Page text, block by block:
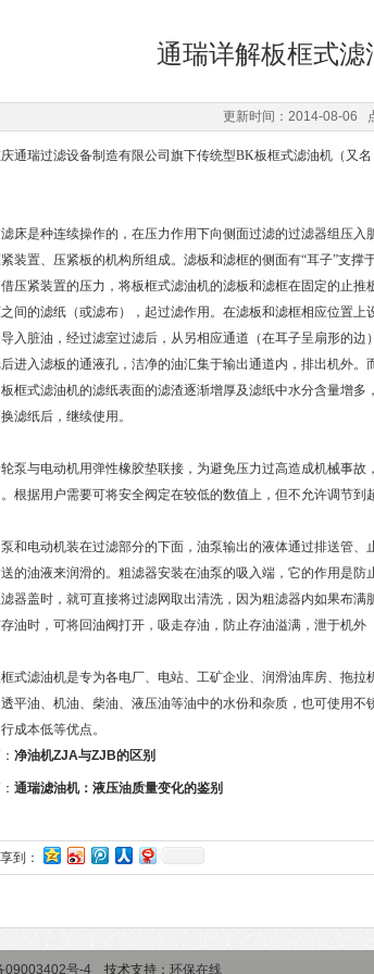
通瑞详解板框式滤
更新时间：2014-08-06
瑞过滤设备制造有限公司旗下传统型BK板框式滤油机（又名
是种连续操作的，在压力作用下向侧面过滤的过滤器组压入
装置、压紧板的机构所组成。滤板和滤框的侧面有“耳子”支
压紧装置的压力，将板框式滤油机的滤板和滤框在固定的止
间的滤纸（或滤布），起过滤作用。在滤板和滤框相应位置
入脏油，经过滤室过滤后，从另相应通道（在耳子呈扇形的
进入滤板的通液孔，洁净的油汇集于输出通道内，排出机外
框式滤油机的滤纸表面的滤渣逐渐增厚及滤纸中水分含量增
滤纸后，继续使用。
与电动机用弹性橡胶垫联接，为避免压力过高造成机械事故
根据用户需要可将安全阀定在较低的数值上，但不允许调节到
电动机装在过滤部分的下面，油泵输出的液体通过排送管、
的油液来润滑的。粗滤器安装在油泵的吸入端，它的作用是
器盖时，就可直接将过滤网取出清洗，因为粗滤器内如果布
油时，可将回油阀打开，吸走存油，防止存油溢满，泄于机外
滤油机是专为各电厂、电站、工矿企业、润滑油库房、拖拉
平油、机油、柴油、液压油等油中的水份和杂质，也可使用
成本低等优点。
净油机ZJA与ZJB的区别
通瑞滤油机：液压油质量变化的鉴别
到：
09003402号-4 技术支持： 环保在线